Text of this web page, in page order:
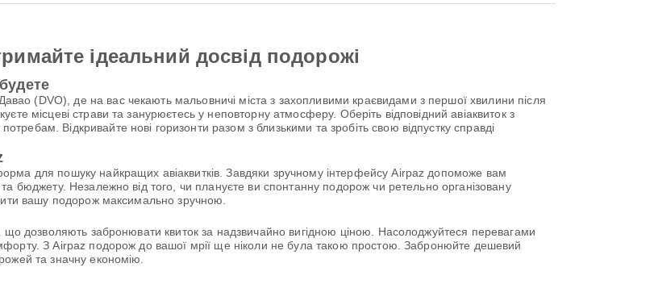
ідеальний досвід подорожі
(DVO), де на вас чекають мальовничі міста з захопливими краєвидами з першої хвилини після
місцеві страви та занурюєтесь у неповторну атмосферу. Оберіть відповідний авіаквиток з
Відкривайте нові горизонти разом з близькими та зробіть свою відпустку справді
для пошуку найкращих авіаквитків. Завдяки зручному інтерфейсу Airpaz допоможе вам
бюджету. Незалежно від того, чи плануєте ви спонтанну подорож чи ретельно організовану
вашу подорож максимально зручною.
що дозволяють забронювати квиток за надзвичайно вигідною ціною. Насолоджуйтеся перевагами
З Airpaz подорож до вашої мрії ще ніколи не була такою простою. Забронюйте дешевий
та значну економію.